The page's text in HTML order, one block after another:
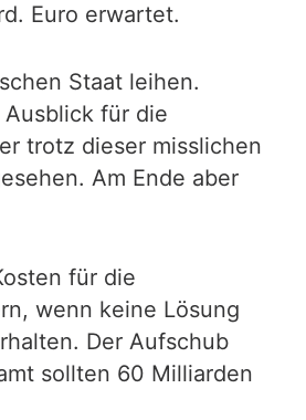
Euro erwartet.
Staat leihen.
für die
trotz dieser misslichen
Am Ende aber
für die
wenn keine Lösung
Der Aufschub
sollten 60 Milliarden